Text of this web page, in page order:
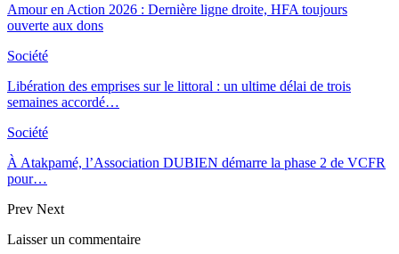
Amour en Action 2026 : Dernière ligne droite, HFA toujours
ouverte aux dons
Société
Libération des emprises sur le littoral : un ultime délai de trois
semaines accordé…
Société
À Atakpamé, l’Association DUBIEN démarre la phase 2 de VCFR
pour…
Prev Next
Laisser un commentaire